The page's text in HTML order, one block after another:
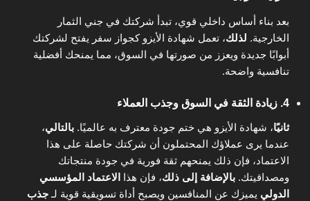
بعد بناء أساس داخلي قوي، تبدأ شركتك في جني الثمار
الخارجية. لذلك، تعمل شهادة الأيزو كجواز سفر يفتح لشركتك
أبوابًا جديدة ويعزز من صورتها في السوق، مما يمنحك أفضلية
تنافسية واضحة.
4. زيادة الثقة في السوق وجذب العملاء
ثانيًا، شهادة الأيزو هي ختم جودة معترف به عالميًا. بالتالي،
عندما يرى عملاؤك المحتملون أن شركتك حاصلة على هذا
الاعتماد، فإن ذلك يمنحهم ثقة فورية في جودة منتجاتك
ومصداقيتك. بالإضافة إلى ذلك، فإن هذا الاعتماد المؤسسي
الدولي يميزك عن المنافسين ويصبح أداة تسويقية قوية لـ جذب